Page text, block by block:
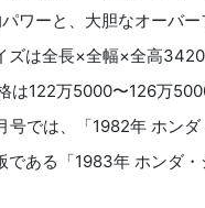
パワーと、大胆なオーバ
ズは全長×全幅×全高
は122万5000〜126万
号では、「1982年 ホン
である「1983年 ホンダ